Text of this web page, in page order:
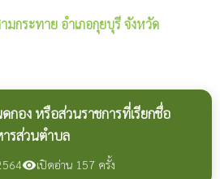
มกระทาย อำเภอกุยบุรี จังหวัด
กอง หรือส่วนราชการที่เรียกชื่อ
รส่วนตำบล
visibilityเปิดอ่าน 157 ครั้ง